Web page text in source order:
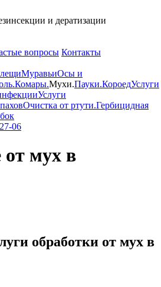
и дератизации
вопросы Контакты
МуравьиОсы и
Комары.Мухи.Пауки.КороедУслуги
Услуги
Очистка от ртути.Гербицидная
06
от мух в
обработки от мух в